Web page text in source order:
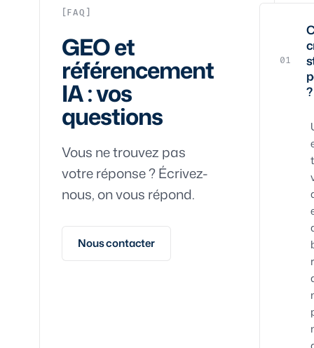
FAQ
GEO et
référencement
IA : vos
questions
Vous ne trouvez pas
votre réponse ? Écrivez-
nous, on vous répond.
Nous contacter
01
?